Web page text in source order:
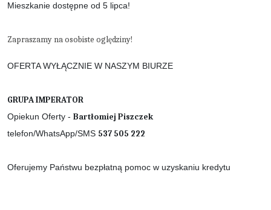
Mieszkanie dostępne od 5 lipca!
Zapraszamy na osobiste oględziny!
OFERTA WYŁĄCZNIE W NASZYM BIURZE
GRUPA IMPERATOR
Opiekun Oferty - Bartłomiej Piszczek
telefon/WhatsApp/SMS 537 505 222
Oferujemy Państwu bezpłatną pomoc w uzyskaniu kredytu